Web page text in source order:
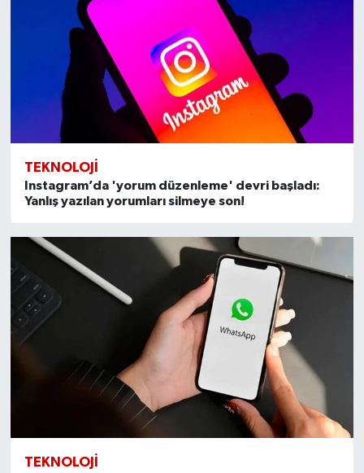
TEKNOLOJI
Instagram’da 'yorum düzenleme' devri başladı:
Yanlış yazılan yorumları silmeye son!
TEKNOLOJI